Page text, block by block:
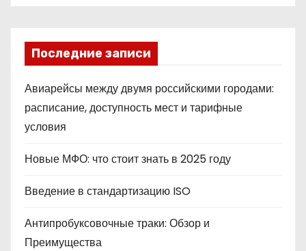
Последние записи
Авиарейсы между двумя российскими городами:
расписание, доступность мест и тарифные
условия
Новые МФО: что стоит знать в 2025 году
Введение в стандартизацию ISO
Антипробуксовочные траки: Обзор и
Преимущества